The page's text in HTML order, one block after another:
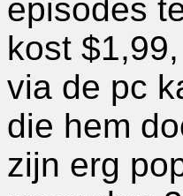
episodes
kost
via de pc
die hem
zijn erg